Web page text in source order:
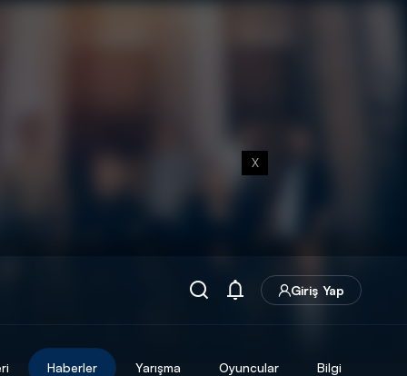
X
Giriş Yap
Haberler Yarışma Oyuncular Bilgi